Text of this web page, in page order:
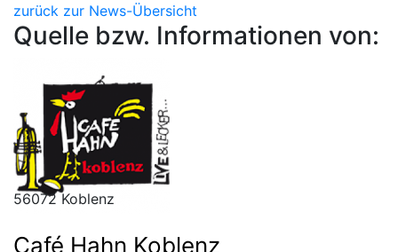
zurück zur News-Übersicht
Quelle bzw. Informationen von:
56072 Koblenz
Café Hahn Koblenz